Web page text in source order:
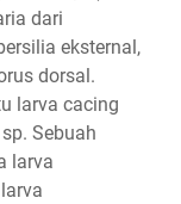
dari
eksternal,
dorsal.
larva cacing
Sebuah
larva